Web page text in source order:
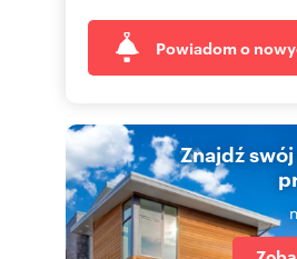
Powiadom o
Znajdź